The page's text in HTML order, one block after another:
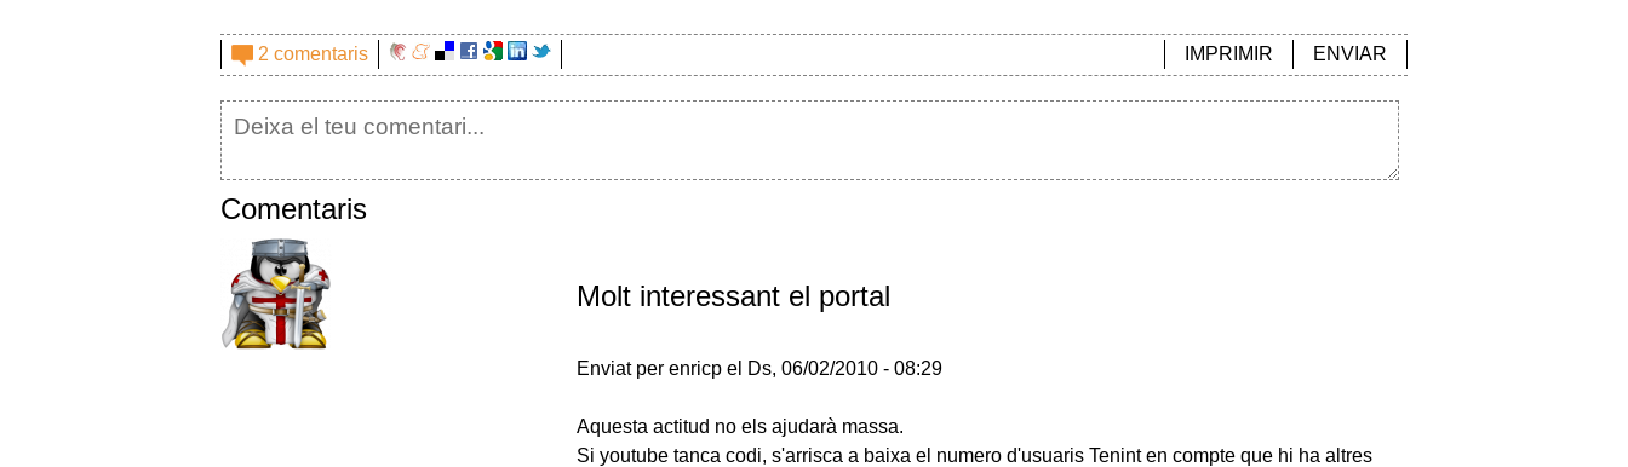
2 comentaris ENVIAR
IMPRIMIR
Comentaris
Molt interessant el portal
Enviat per enricp el Ds, 06/02/2010 - 08:29
Aquesta actitud no els ajudarà massa.
Si youtube tanca codi, s'arrisca a baixa el numero d'usuaris Tenint en compte que hi ha altres